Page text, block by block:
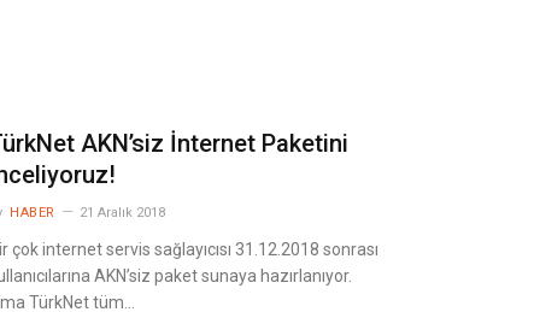
AKN’siz İnternet Paketini
HABER 21 Aralık 2018
çok internet servis sağlayıcısı 31.12.2018 sonrası
AKN’siz paket sunaya hazırlanıyor.
TürkNet tüm…